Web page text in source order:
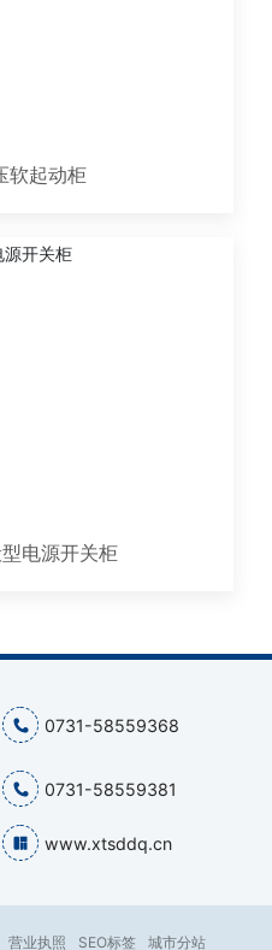
软起动柜
电源开关柜
0731-58559368
0731-58559381
www.xtsddq.cn
营业执照 SEO标签 城市分站